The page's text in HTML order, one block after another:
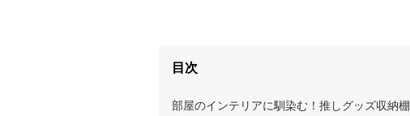
目次
部屋のインテリアに馴染む！推しグッズ収納棚